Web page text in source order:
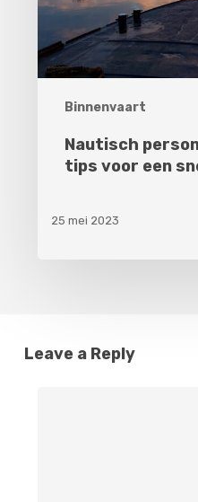
Binnenvaart
een
invulling
Nautisch
tips voor een
25 mei 2023
Leave a Reply